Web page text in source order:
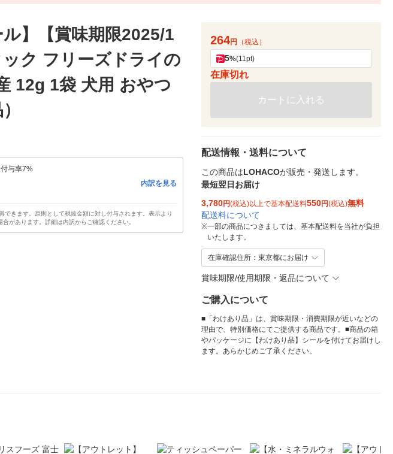
ル】【賞味期限2025/1
ク フリーズドライの
12g 1袋 犬用 おやつ
与率7%
内訳を見る
できます。原則として税抜金額に対し付与されます。表示より
があります。詳細は内訳からご確認ください。
264円 （税込）
5%(11pt)
在庫切れ
カートに入れる
配送情報・送料について
この商品はLOHACOが販売・発送します。
最短翌日お届け
3,780円(税込)以上で基本配送料550円(税込)無料
配送料について
※一部の商品につきましては、基本配送料を当社が負担
いたします。
在庫確認住所：東京都にお届け
賞味期限/使用期限・返品について
ご購入について
■「わけあり品」は、賞味期限・消費期限が近いなどの
理由で、特別価格にてご提供する商品です。■商品の箱
やパッケージに【わけあり品】シールを付けてお届けし
ます。あらかじめご了承ください。